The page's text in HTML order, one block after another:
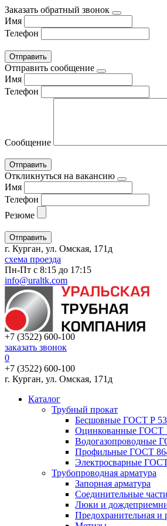
Заказать обратный звонок
Имя
Телефон
Отправить сообщение
Имя
Телефон
Сообщение
Откликнуться на вакансию
Имя
Телефон
Резюме
г. Курган, ул. Омская, 171д
схема проезда
Пн-Пт с 8:15 до 17:15
info@uraltk.com
+7 (3522) 600-100
заказать звонок
0
+7 (3522) 600-100
г. Курган, ул. Омская, 171д
Каталог
Трубный прокат
Беcшовные ГОСТ Р
Оцинкованные ГОСТ
Водогазопроводные
Профильные ГОСТ
Электросварные
Трубопроводная арматура
Запорная арматура
Соединительные
Люки и
Предохранительная и